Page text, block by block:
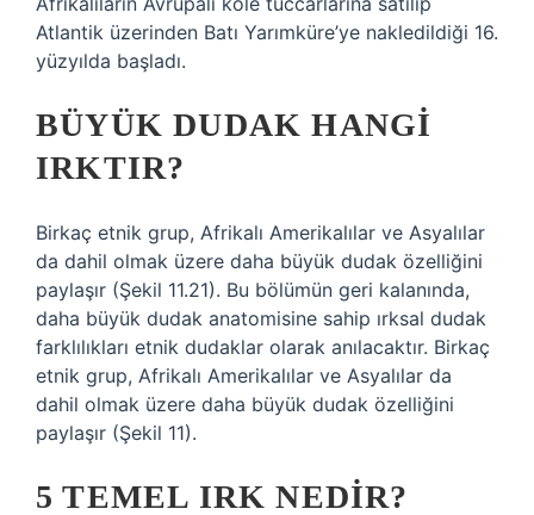
Atlantik üzerinden Batı Yarımküre’ye nakledildiği 16.
yüzyılda başladı.
BÜYÜK DUDAK HANGI
IRKTIR?
Birkaç etnik grup, Afrikalı Amerikalılar ve Asyalılar
da dahil olmak üzere daha büyük dudak özelliğini
paylaşır (Şekil 11.21). Bu bölümün geri kalanında,
daha büyük dudak anatomisine sahip ırksal dudak
farklılıkları etnik dudaklar olarak anılacaktır. Birkaç
etnik grup, Afrikalı Amerikalılar ve Asyalılar da
dahil olmak üzere daha büyük dudak özelliğini
paylaşır (Şekil 11).
5 TEMEL IRK NEDIR?